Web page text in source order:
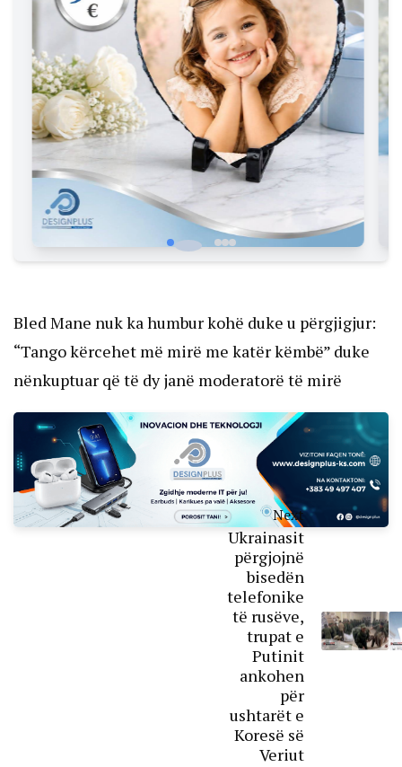
Bled Mane nuk ka humbur kohë duke u përgjigjur:
“Tango kërcehet më mirë me katër këmbë” duke
nënkuptuar që të dy janë moderatorë të mirë
Next
Ukrainasit
përgjojnë
bisedën
telefonike
të rusëve,
trupat e
Putinit
ankohen
për
ushtarët e
Koresë së
Veriut